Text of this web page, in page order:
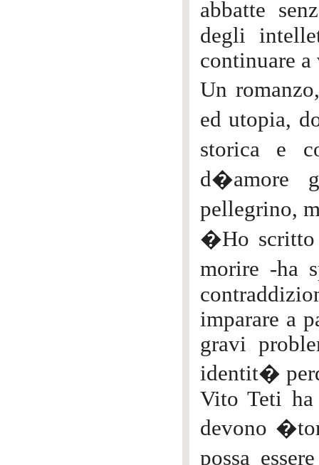
abbatte
degli
continuare
Un
ed utopia,
storica e
d�amore
pellegrino,
�Ho scritto
morire -ha
imparare a
gravi
identit�
Vito Teti
devono
possa